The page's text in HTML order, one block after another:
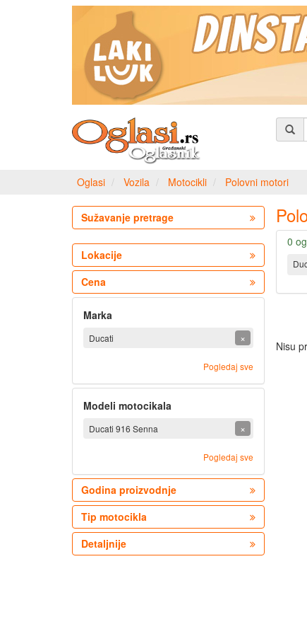
Oglasi Vozila Motocikli Polovni motori
Sužavanje pretrage
Lokacije
Cena
Marka
×
Ducati
Pogledaj sve
Modeli motocikala
×
Ducati 916 Senna
Pogledaj sve
Godina proizvodnje
Tip motocikla
Detaljnije
0
Nisu